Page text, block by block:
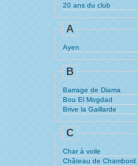
20 ans du club
A
Ayen
B
Barrage de Diama
Bou El Mogdad
Brive la Gaillarde
C
Char à voile
Château de Chambord